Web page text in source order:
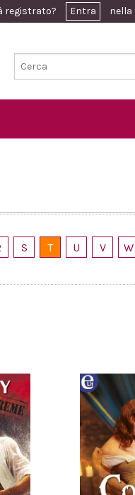
registrato? Entra nella
S T U V W